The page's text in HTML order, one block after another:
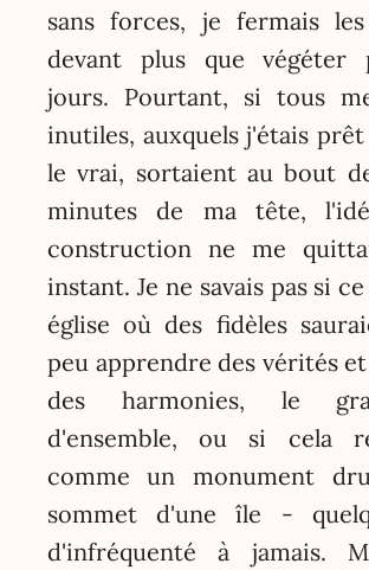
sans forces, je fermais
devant plus que végéter
jours. Pourtant, si tous
inutiles, auxquels j'étais
le vrai, sortaient au bout
minutes de ma tête,
construction ne me
instant. Je ne savais pas si
église où des fidèles
peu apprendre des vérités
des harmonies, le
d'ensemble, ou si cela
comme un monument
sommet d'une île -
d'infréquenté à jamais.